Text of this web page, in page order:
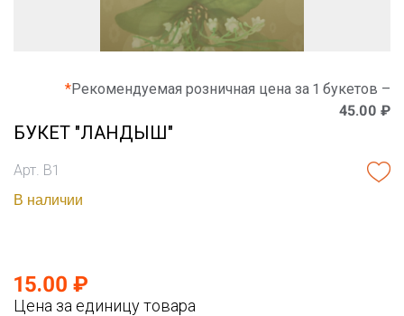
*Рекомендуемая розничная цена за 1 букетов –
45.00 ₽
БУКЕТ "ЛАНДЫШ"
Арт. В1
В наличии
15.00 ₽
Цена за единицу товара